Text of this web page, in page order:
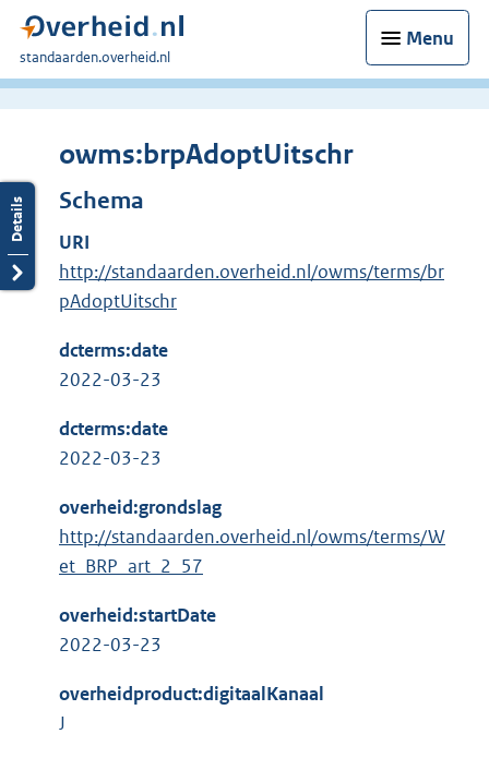
Menu
U
bent
standaarden.overheid.nl
owms:brpAdoptUitschr
Schema
URI
http://standaarden.overheid.nl/owms/terms/br
pAdoptUitschr
dcterms:date
2022-03-23
dcterms:date
2022-03-23
overheid:grondslag
http://standaarden.overheid.nl/owms/terms/W
et_BRP_art_2_57
overheid:startDate
2022-03-23
overheidproduct:digitaalKanaal
J